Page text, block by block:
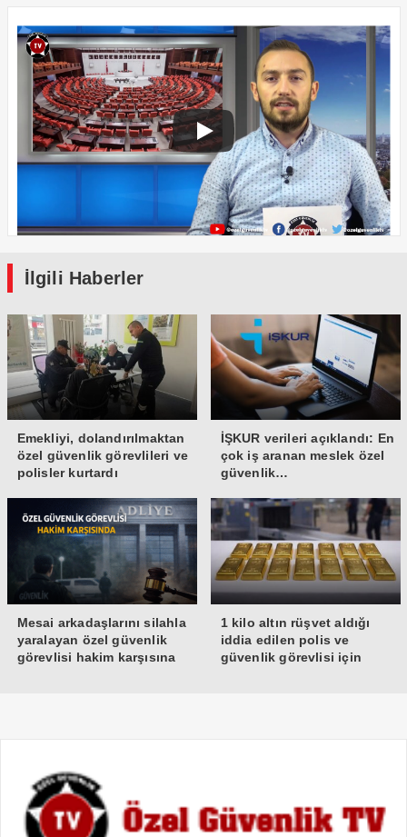
İlgili Haberler
Emekliyi, dolandırılmaktan
özel güvenlik görevlileri ve
polisler kurtardı
İŞKUR verileri açıklandı: En
çok iş aranan meslek özel
güvenlik…
Mesai arkadaşlarını silahla
yaralayan özel güvenlik
görevlisi hakim karşısına
1 kilo altın rüşvet aldığı
iddia edilen polis ve
güvenlik görevlisi için